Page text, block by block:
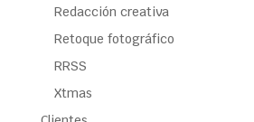
Redacción creativa
Retoque fotográfico
RRSS
Xtmas